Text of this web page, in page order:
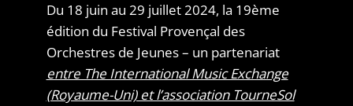
Du 18 juin au 29 juillet 2024, la 19ème
édition du Festival Provençal des
Orchestres de Jeunes – un partenariat
entre The International Music Exchange
(Royaume-Uni) et l’association TourneSol